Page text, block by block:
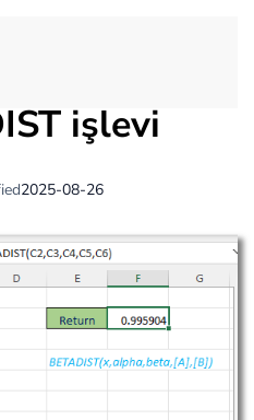
işlevi
2025-08-26